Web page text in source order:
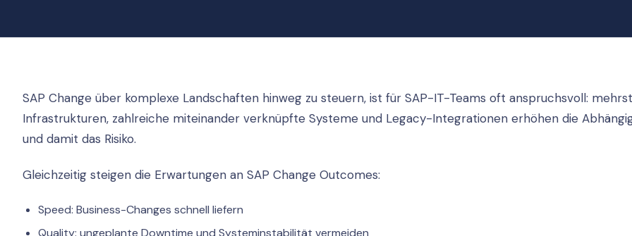
SAP Change über komplexe Landschaften hinweg zu steuern, ist für SAP-IT-Teams oft anspruchsvoll:
Infrastrukturen, zahlreiche miteinander verknüpfte Systeme und Legacy-Integrationen erhöhen die
und damit das Risiko.
Gleichzeitig steigen die Erwartungen an SAP Change Outcomes:
Speed: Business-Changes schnell liefern
Quality: ungeplante Downtime und Systeminstabilität vermeiden